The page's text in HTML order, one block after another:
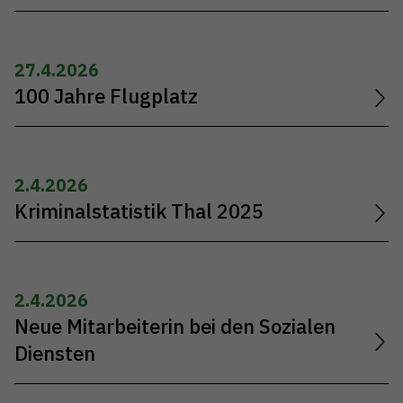
27.4.2026
100 Jahre Flugplatz
2.4.2026
Kriminalstatistik Thal 2025
2.4.2026
Neue Mitarbeiterin bei den Sozialen
Diensten